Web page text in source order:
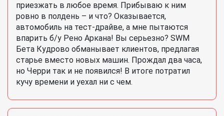
приезжать в любое время. Прибываю к ним
ровно в полдень – и что? Оказывается,
автомобиль на тест-драйве, а мне пытаются
впарить б/у Рено Аркана! Вы серьезно? SWM
Бета Кудрово обманывает клиентов, предлагая
старье вместо новых машин. Прождал два часа,
но Черри так и не появился! В итоге потратил
кучу времени и уехал ни с чем.